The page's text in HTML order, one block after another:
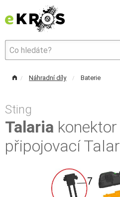
Náhradní díly Baterie
Sting
Talaria
připojovací